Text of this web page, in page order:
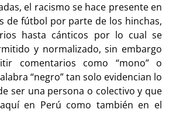
el racismo se hace presente en
de fútbol por parte de los hinchas,
hasta cánticos por lo cual se
y normalizado, sin embargo
comentarios como “mono” o
“negro” tan solo evidencian lo
ser una persona o colectivo y que
en Perú como también en el